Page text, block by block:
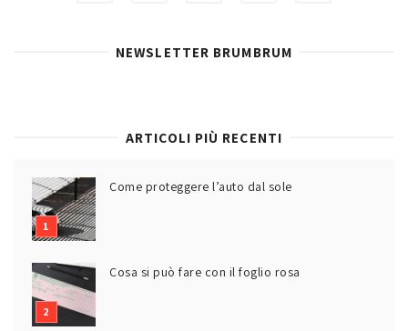
NEWSLETTER BRUMBRUM
ARTICOLI PIÙ RECENTI
Come proteggere l’auto dal sole
Cosa si può fare con il foglio rosa